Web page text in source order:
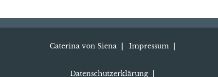
Caterina von Siena Impressum
Datenschutzerklärung